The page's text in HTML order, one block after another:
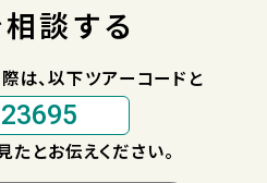
談する
は、以下ツアーコードと
とお伝えください。